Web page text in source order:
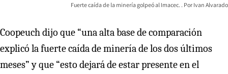
Fuerte caída de la minería golpeó al Imacec. Ivan Alvarado
Coopeuch dijo que “una alta base de comparación
explicó la fuerte caída de minería de los dos últimos
meses” y que “esto dejará de estar presente en el